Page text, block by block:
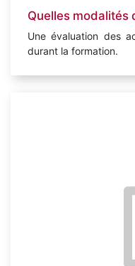
Quelles modalités
Une évaluation des
durant la formation.
Une
climatiques et
Une formation
exercices pratiques